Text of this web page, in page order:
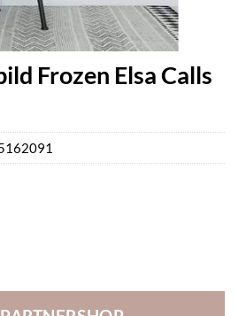
Frozen Elsa Calls